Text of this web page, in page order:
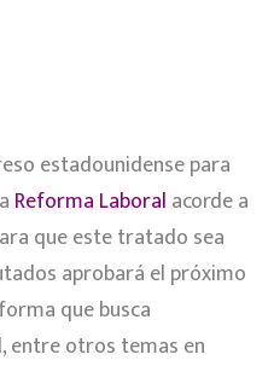
estadounidense para
Reforma Laboral acorde a
que este tratado sea
aprobará el próximo
que busca
entre otros temas en